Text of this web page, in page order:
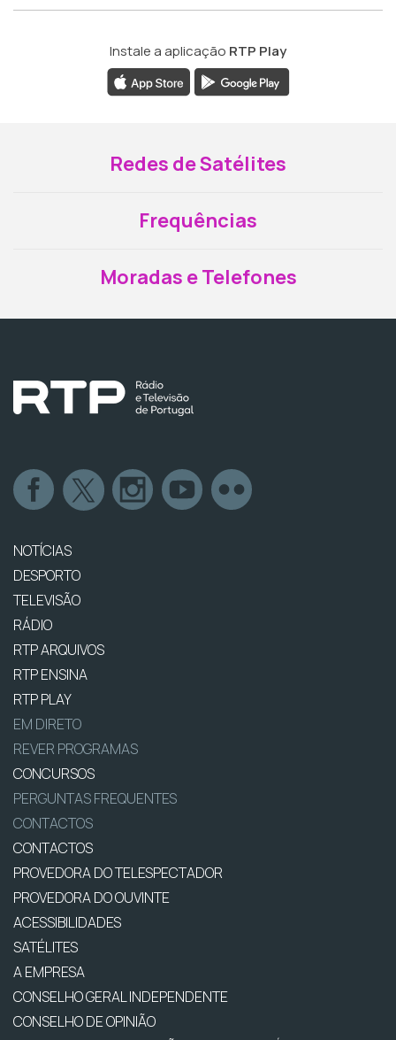
Instale a aplicação RTP Play
Redes de Satélites
Frequências
Moradas e Telefones
NOTÍCIAS
DESPORTO
TELEVISÃO
RÁDIO
RTP ARQUIVOS
RTP ENSINA
RTP PLAY
EM DIRETO
REVER PROGRAMAS
CONCURSOS
PERGUNTAS FREQUENTES
CONTACTOS
CONTACTOS
PROVEDORA DO TELESPECTADOR
PROVEDORA DO OUVINTE
ACESSIBILIDADES
SATÉLITES
A EMPRESA
CONSELHO GERAL INDEPENDENTE
CONSELHO DE OPINIÃO